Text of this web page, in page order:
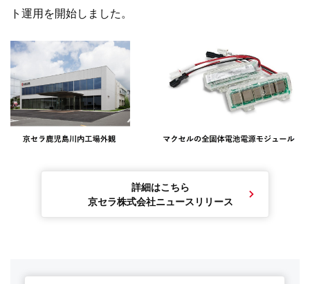
ト運用を開始しました。
詳細はこちら
京セラ株式会社ニュースリリース